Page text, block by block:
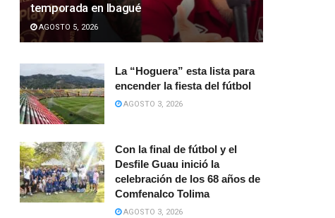
temporada en Ibagué
AGOSTO 5, 2026
La “Hoguera” esta lista para
encender la fiesta del fútbol
AGOSTO 3, 2026
Con la final de fútbol y el
Desfile Guau inició la
celebración de los 68 años de
Comfenalco Tolima
AGOSTO 3, 2026